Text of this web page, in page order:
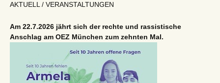
AKTUELL / VERANSTALTUNGEN
Am 22.7.2026 jährt sich der rechte und rassistische
Anschlag am OEZ München zum zehnten Mal.